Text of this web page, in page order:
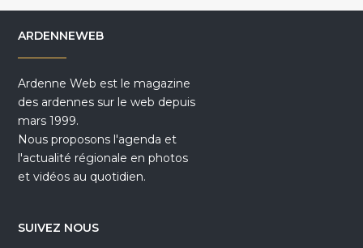
ARDENNEWEB
Ardenne Web est le magazine
des ardennes sur le web depuis
mars 1999.
Nous proposons l'agenda et
l'actualité régionale en photos
et vidéos au quotidien.
SUIVEZ NOUS